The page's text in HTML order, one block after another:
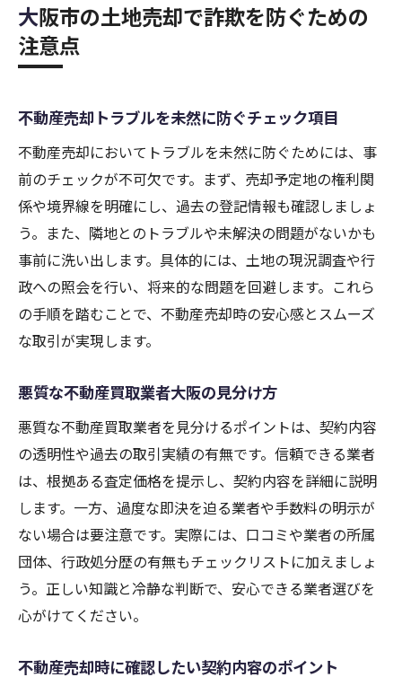
大阪市の土地売却で詐欺を防ぐための
注意点
不動産売却トラブルを未然に防ぐチェック項目
不動産売却においてトラブルを未然に防ぐためには、事
前のチェックが不可欠です。まず、売却予定地の権利関
係や境界線を明確にし、過去の登記情報も確認しましょ
う。また、隣地とのトラブルや未解決の問題がないかも
事前に洗い出します。具体的には、土地の現況調査や行
政への照会を行い、将来的な問題を回避します。これら
の手順を踏むことで、不動産売却時の安心感とスムーズ
な取引が実現します。
悪質な不動産買取業者大阪の見分け方
悪質な不動産買取業者を見分けるポイントは、契約内容
の透明性や過去の取引実績の有無です。信頼できる業者
は、根拠ある査定価格を提示し、契約内容を詳細に説明
します。一方、過度な即決を迫る業者や手数料の明示が
ない場合は要注意です。実際には、口コミや業者の所属
団体、行政処分歴の有無もチェックリストに加えましょ
う。正しい知識と冷静な判断で、安心できる業者選びを
心がけてください。
不動産売却時に確認したい契約内容のポイント